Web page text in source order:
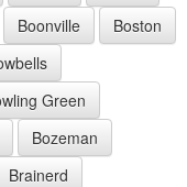
Boonville
Boston
Green
Bozeman
Brainerd